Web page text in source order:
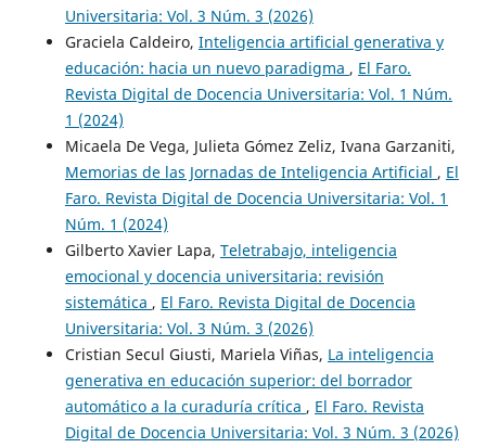
Universitaria: Vol. 3 Núm. 3 (2026)
Graciela Caldeiro, Inteligencia artificial generativa y
educación: hacia un nuevo paradigma , El Faro.
Revista Digital de Docencia Universitaria: Vol. 1 Núm.
1 (2024)
Micaela De Vega, Julieta Gómez Zeliz, Ivana Garzaniti,
Memorias de las Jornadas de Inteligencia Artificial , El
Faro. Revista Digital de Docencia Universitaria: Vol. 1
Núm. 1 (2024)
Gilberto Xavier Lapa, Teletrabajo, inteligencia
emocional y docencia universitaria: revisión
sistemática , El Faro. Revista Digital de Docencia
Universitaria: Vol. 3 Núm. 3 (2026)
Cristian Secul Giusti, Mariela Viñas, La inteligencia
generativa en educación superior: del borrador
automático a la curaduría crítica , El Faro. Revista
Digital de Docencia Universitaria: Vol. 3 Núm. 3 (2026)